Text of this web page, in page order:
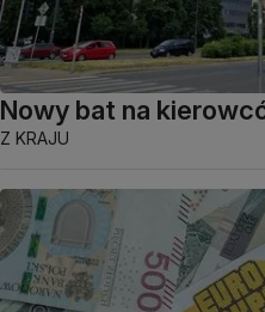
Nowy bat na
Z KRAJU